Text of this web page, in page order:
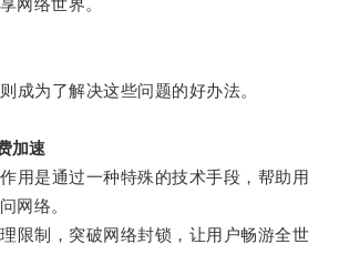
网络世界。
为了解决这些问题的好办法。
加速
是通过一种特殊的技术手段，帮助用
网络。
制，突破网络封锁，让用户畅游全世